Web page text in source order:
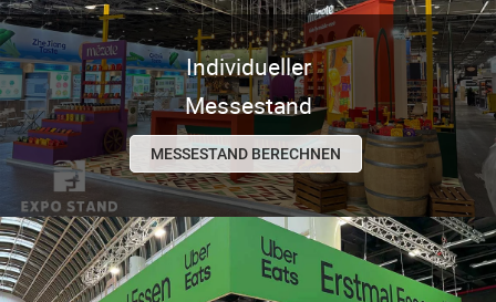
Individueller
Messestand
MESSESTAND BERECHNEN